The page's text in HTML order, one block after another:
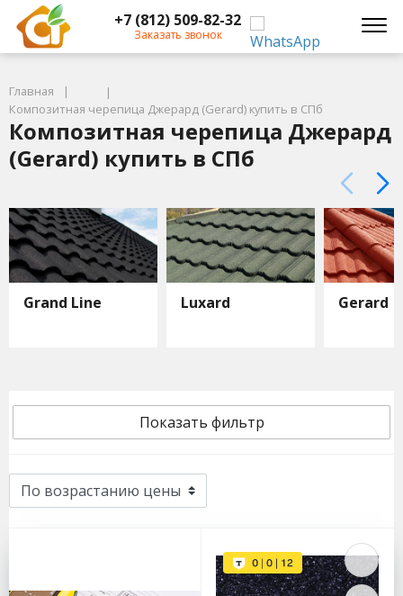
+7 (812) 509-82-32
Заказать звонок
Главная
Композитная черепица Джерард (Gerard) купить в СПб
Композитная черепица Джерард
(Gerard) купить в СПб
Grand Line Luxard Gerard
Показать фильтр